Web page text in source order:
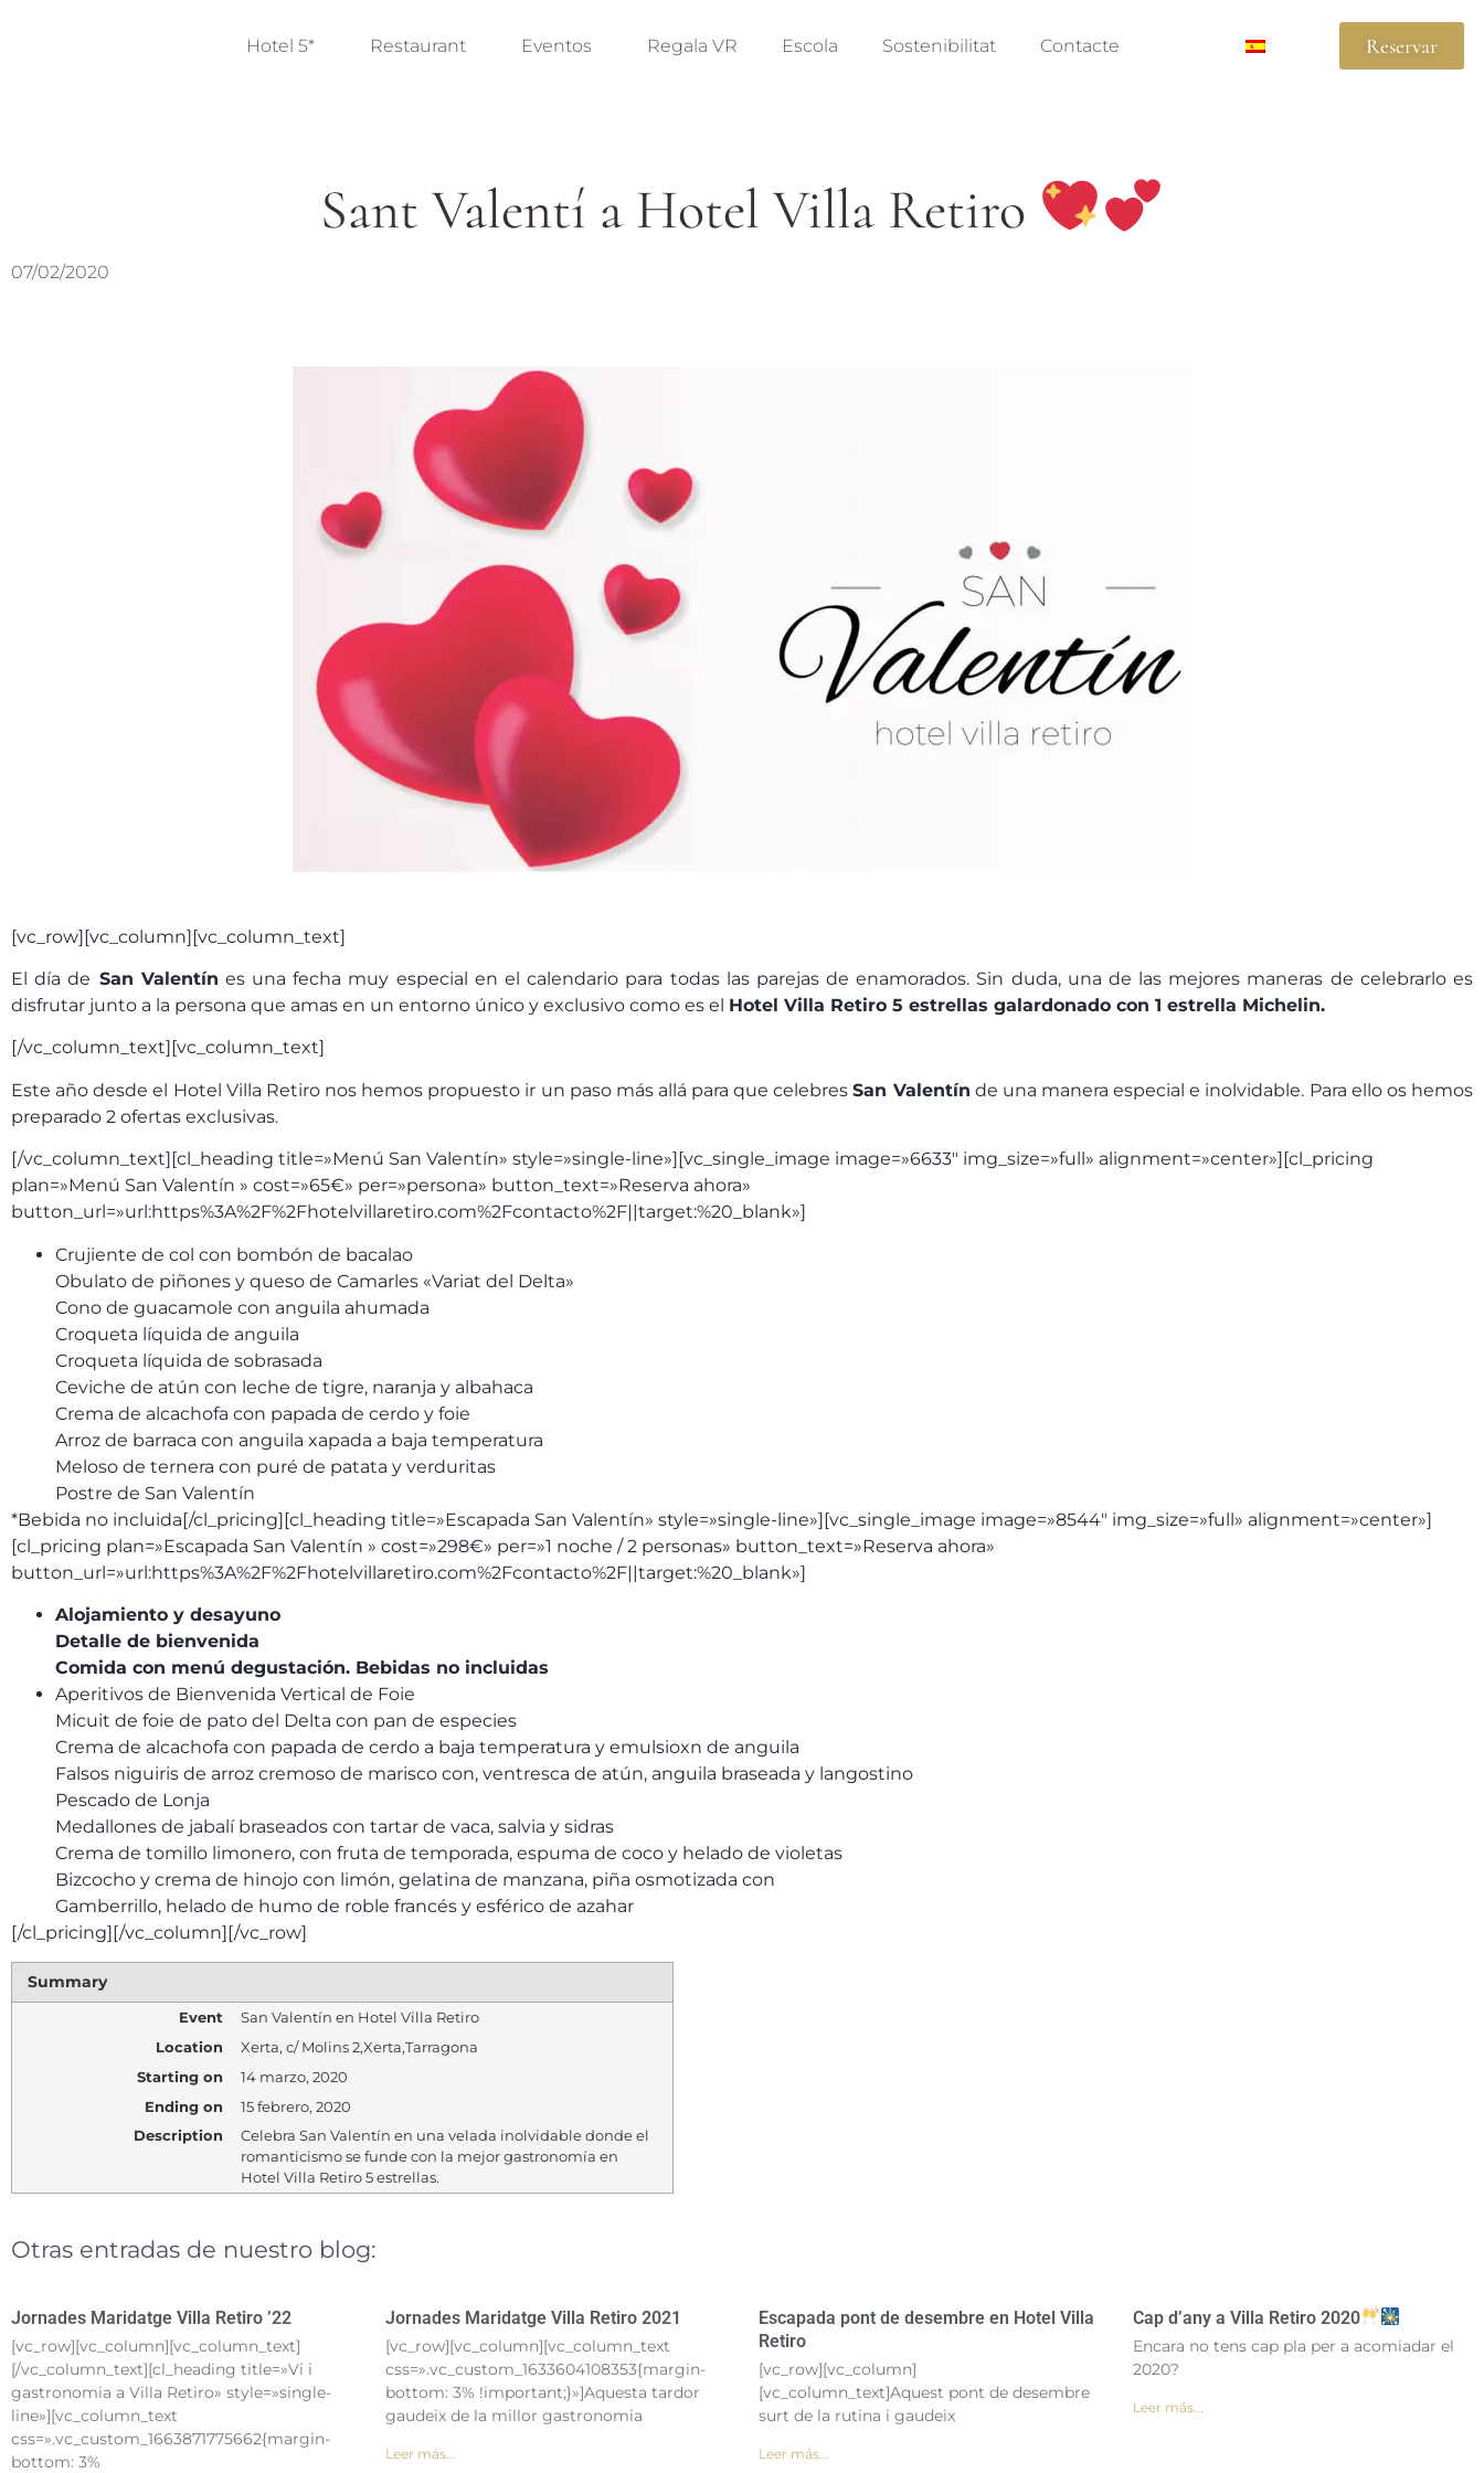
Hotel 5* Restaurant Eventos Regala VR Escola Sostenibilitat Contacte Reservar
Sant Valentí a Hotel Villa Retiro
07/02/2020
[vc_row][vc_column][vc_column_text]
El día de San Valentín es una fecha muy especial en el calendario para todas las parejas de enamorados. Sin duda, una de las mejores maneras de celebrarlo es
disfrutar junto a la persona que amas en un entorno único y exclusivo como es el Hotel Villa Retiro 5 estrellas galardonado con 1 estrella Michelin.
[/vc_column_text][vc_column_text]
Este año desde el Hotel Villa Retiro nos hemos propuesto ir un paso más allá para que celebresSan Valentín de una manera especial e inolvidable. Para ello os hemos
preparado 2 ofertas exclusivas.
[/vc_column_text][cl_heading title=»Menú San Valentín» style=»single-line»][vc_single_image image=»6633″ img_size=»full» alignment=»center»][cl_pricing
plan=»Menú San Valentín » cost=»65€» per=»persona» button_text=»Reserva ahora»
button_url=»url:https%3A%2F%2Fhotelvillaretiro.com%2Fcontacto%2F||target:%20_blank»]
Crujiente de col con bombón de bacalao
Obulato de piñones y queso de Camarles «Variat del Delta»
Cono de guacamole con anguila ahumada
Croqueta líquida de anguila
Croqueta líquida de sobrasada
Ceviche de atún con leche de tigre, naranja y albahaca
Crema de alcachofa con papada de cerdo y foie
Arroz de barraca con anguila xapada a baja temperatura
Meloso de ternera con puré de patata y verduritas
Postre de San Valentín
*Bebida no incluida[/cl_pricing][cl_heading title=»Escapada San Valentín» style=»single-line»][vc_single_image image=»8544″ img_size=»full» alignment=»center»]
[cl_pricing plan=»Escapada San Valentín » cost=»298€» per=»1 noche / 2 personas» button_text=»Reserva ahora»
button_url=»url:https%3A%2F%2Fhotelvillaretiro.com%2Fcontacto%2F||target:%20_blank»]
Alojamiento y desayuno
Detalle de bienvenida
Comida con menú degustación. Bebidas no incluidas
Aperitivos de Bienvenida Vertical de Foie
Micuit de foie de pato del Delta con pan de especies
Crema de alcachofa con papada de cerdo a baja temperatura y emulsioxn de anguila
Falsos niguiris de arroz cremoso de marisco con, ventresca de atún, anguila braseada y langostino
Pescado de Lonja
Medallones de jabalí braseados con tartar de vaca, salvia y sidras
Crema de tomillo limonero, con fruta de temporada, espuma de coco y helado de violetas
Bizcocho y crema de hinojo con limón, gelatina de manzana, piña osmotizada con
Gamberrillo, helado de humo de roble francés y esférico de azahar
[/cl_pricing][/vc_column][/vc_row]
Summary
Event
San Valentín en Hotel Villa Retiro
Location
Xerta, c/ Molins 2,Xerta,Tarragona
Starting on
14 marzo, 2020
Ending on
15 febrero, 2020
Description
Celebra San Valentín en una velada inolvidable donde el
romanticismo se funde con la mejor gastronomía en
Hotel Villa Retiro 5 estrellas.
Otras entradas de nuestro blog:
Jornades Maridatge Villa Retiro ’22
[vc_row][vc_column][vc_column_text]
[/vc_column_text][cl_heading title=»Vi i
gastronomia a Villa Retiro» style=»single-
line»][vc_column_text
css=».vc_custom_1663871775662{margin-
bottom: 3%
Jornades Maridatge Villa Retiro 2021
[vc_row][vc_column][vc_column_text
css=».vc_custom_1633604108353{margin-
bottom: 3% !important;}»]Aquesta tardor
gaudeix de la millor gastronomia
Leer más...
Escapada pont de desembre en Hotel Villa
Retiro
[vc_row][vc_column]
[vc_column_text]Aquest pont de desembre
surt de la rutina i gaudeix
Leer más...
Cap d’any a Villa Retiro 2020
Encara no tens cap pla per a acomiadar el
2020?
Leer más...